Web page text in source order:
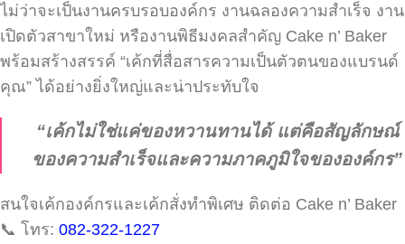
ไม่ว่าจะเป็นงานครบรอบองค์กร งานฉลองความสำเร็จ งาน
เปิดตัวสาขาใหม่ หรืองานพิธีมงคลสำคัญ Cake n’ Baker
พร้อมสร้างสรรค์ “เค้กที่สื่อสารความเป็นตัวตนของแบรนด์
คุณ” ได้อย่างยิ่งใหญ่และน่าประทับใจ
“เค้กไม่ใช่แค่ของหวานทานได้ แต่คือสัญลักษณ์
ของความสำเร็จและความภาคภูมิใจขององค์กร”
สนใจเค้กองค์กรและเค้กสั่งทำพิเศษ ติดต่อ Cake n’ Baker
📞 โทร: 082-322-1227